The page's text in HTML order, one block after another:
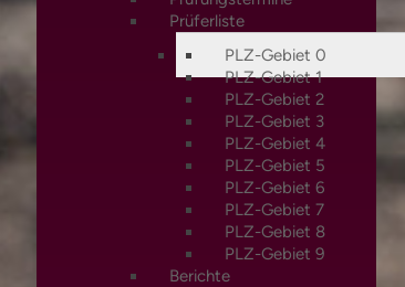
Prüferliste
PLZ-Gebiet 0
PLZ-Gebiet 1
PLZ-Gebiet 2
PLZ-Gebiet 3
PLZ-Gebiet 4
PLZ-Gebiet 5
PLZ-Gebiet 6
PLZ-Gebiet 7
PLZ-Gebiet 8
PLZ-Gebiet 9
Berichte